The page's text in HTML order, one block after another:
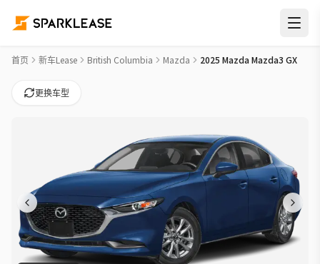
2025 Mazda Mazda3 GX Car Lease Deals in 基洛纳
首页 新车Lease British Columbia Mazda 2025 Mazda Mazda3 GX
更换车型